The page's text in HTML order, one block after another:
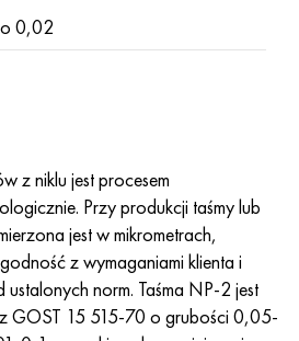
o 0,02
z niklu jest procesem
Przy produkcji taśmy lub
jest w mikrometrach,
z wymaganiami klienta i
ustalonych norm. Taśma NP-2 jest
GOST 15 515-70 o grubości 0,05-
46s20